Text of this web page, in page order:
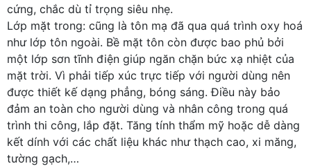
cứng, chắc dù tỉ trọng siêu nhẹ.
Lớp mặt trong: cũng là tôn mạ đã qua quá trình oxy hoá
như lớp tôn ngoài. Bề mặt tôn còn được bao phủ bởi
một lớp sơn tĩnh điện giúp ngăn chặn bức xạ nhiệt của
mặt trời. Vì phải tiếp xúc trực tiếp với người dùng nên
được thiết kế dạng phẳng, bóng sáng. Điều này bảo
đảm an toàn cho người dùng và nhân công trong quá
trình thi công, lắp đặt. Tăng tính thẩm mỹ hoặc dễ dàng
kết dính với các chất liệu khác như thạch cao, xi măng,
tường gạch,…